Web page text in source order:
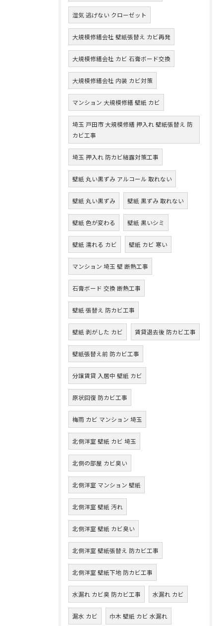
湿気 逃げない クローゼット
大規模修繕会社 壁紙張替え カビ再発
大規模修繕会社 カビ 石膏ボード交換
大規模修繕会社 内装 カビ対策
マンション 大規模修繕 壁紙 カビ
埼玉 戸田市 大規模修繕 押入れ 壁紙張替え 防
カビ工事
埼玉 押入れ 防カビ結露対策工事
壁紙 丸い黒ずみ アルコール 取れない
壁紙 丸い黒ずみ 壁紙 黒ずみ 取れない
壁紙 色が変わる 壁紙 黒いシミ
壁紙 濡れる カビ 壁紙 カビ 寒い
マンション 埼玉 壁 断熱工事
石膏ボード 交換 断熱工事
壁紙 張替え 防カビ工事
壁紙 剥がした カビ 賃貸退去後 防カビ工事
壁紙張替え前 防カビ工事
分譲賃貸 入居中 壁紙 カビ
原状回復 防カビ工事
梅雨 カビ マンション 埼玉
北側洋室 壁紙 カビ 埼玉
北側の部屋 カビ臭い
北側洋室 マンション 壁紙
北側洋室 壁紙 汚れ
北側洋室 壁紙 カビ臭い
北側洋室 壁紙張替え 防カビ工事
北側洋室 壁紙下地 防カビ工事
水漏れ カビ臭 防カビ工事 水漏れ カビ
漏水 カビ 巾木 壁紙 カビ 水漏れ